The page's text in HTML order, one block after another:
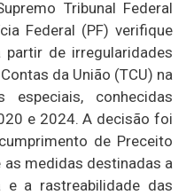
Tribunal Federal
Federal (PF) verifique
de irregularidades
da União (TCU) na
especiais, conhecidas
e 2024. A decisão foi
de Preceito
as medidas destinadas a
e a rastreabilidade das